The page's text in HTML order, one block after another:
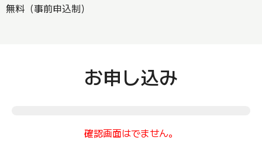
無料（事前申込制）
お申し込み
確認画面はでません。